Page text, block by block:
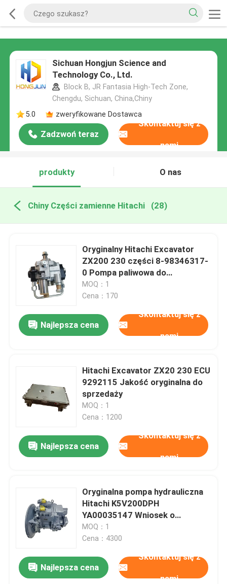
Sichuan Hongjun Science and
Technology Co., Ltd.
Block B, JR Fantasia High-Tech Zone,
Chengdu, Sichuan, China,Chiny
5.0
zweryfikowane Dostawca
Zadzwoń teraz
Skontaktuj się z
nami
produkty O nas
Chiny Części zamienne Hitachi (28)
Oryginalny Hitachi Excavator
ZX200 230 części 8-98346317-
0 Pompa paliwowa do
konserwacji
MOQ：1
Cena：170
Najlepsza cena
Skontaktuj się z
nami
Hitachi Excavator ZX20 230 ECU
9292115 Jakość oryginalna do
sprzedaży
MOQ：1
Cena：1200
Najlepsza cena
Skontaktuj się z
nami
Oryginalna pompa hydrauliczna
Hitachi K5V200DPH
YA00035147 Wniosek o
zastosowanie do koparki ZX450
470
MOQ：1
Cena：4300
Najlepsza cena
Skontaktuj się z
nami